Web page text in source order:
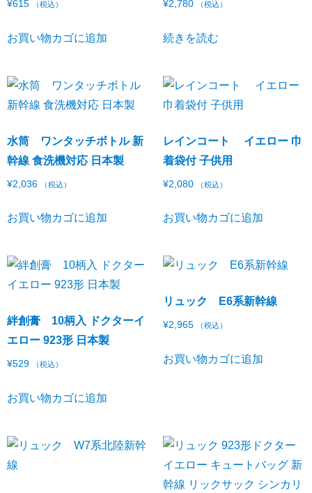
¥615 （税込）
お買い物カゴに追加
¥2,780 （税込）
続きを読む
水筒 ワンタッチボトル 新
幹線 食洗機対応 日本製
¥2,036 （税込）
お買い物カゴに追加
レインコート イエロー 巾
着袋付 子供用
¥2,080 （税込）
お買い物カゴに追加
絆創膏 10柄入 ドクターイ
エロー 923形 日本製
¥529 （税込）
お買い物カゴに追加
リュック E6系新幹線
¥2,965 （税込）
お買い物カゴに追加